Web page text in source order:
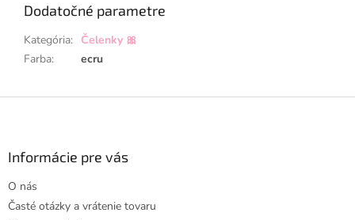
Dodatočné parametre
Kategória: Čelenky 🎀
Farba: ecru
Informácie pre vás
O nás
Časté otázky a vrátenie tovaru